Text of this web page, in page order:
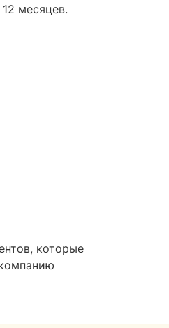
месяцев.
которые